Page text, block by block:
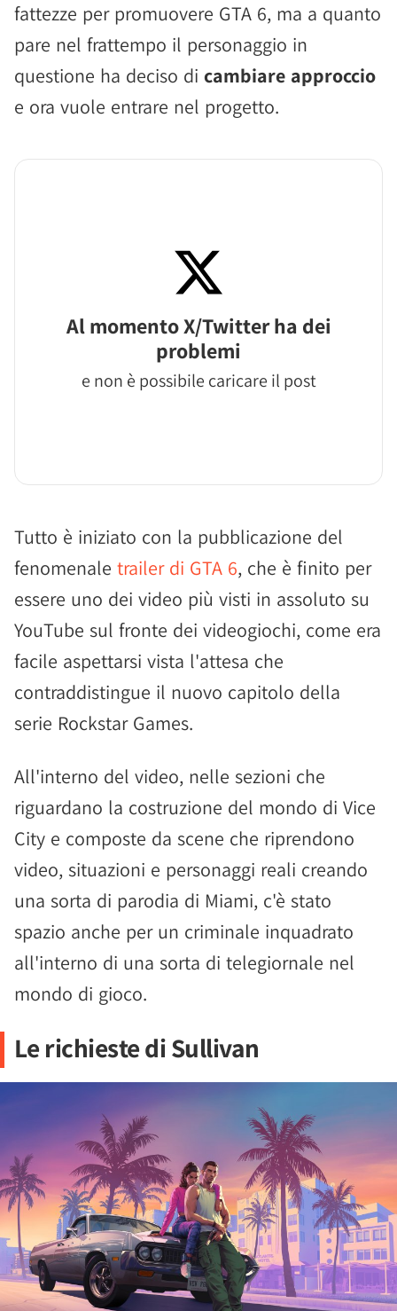
fattezze per promuovere GTA 6, ma a quanto
pare nel frattempo il personaggio in
questione ha deciso di cambiare approccio
e ora vuole entrare nel progetto.
Al momento X/Twitter ha dei
problemi
e non è possibile caricare il post
Tutto è iniziato con la pubblicazione del
fenomenale trailer di GTA 6, che è finito per
essere uno dei video più visti in assoluto su
YouTube sul fronte dei videogiochi, come era
facile aspettarsi vista l'attesa che
contraddistingue il nuovo capitolo della
serie Rockstar Games.
All'interno del video, nelle sezioni che
riguardano la costruzione del mondo di Vice
City e composte da scene che riprendono
video, situazioni e personaggi reali creando
una sorta di parodia di Miami, c'è stato
spazio anche per un criminale inquadrato
all'interno di una sorta di telegiornale nel
mondo di gioco.
Le richieste di Sullivan